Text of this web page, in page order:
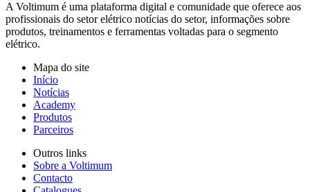
A Voltimum é uma plataforma digital e comunidade que oferece aos
profissionais do setor elétrico notícias do setor, informações sobre
produtos, treinamentos e ferramentas voltadas para o segmento
elétrico.
Mapa do site
Início
Notícias
Academy
Produtos
Parceiros
Outros links
Sobre a Voltimum
Contacto